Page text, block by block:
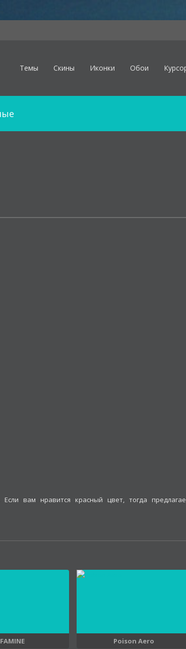
Темы Скины Иконки Обои
вам нравится красный цвет, тогда
FAMINE Poison Aero